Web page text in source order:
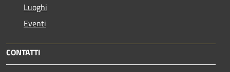
Luoghi
Eventi
CONTATTI